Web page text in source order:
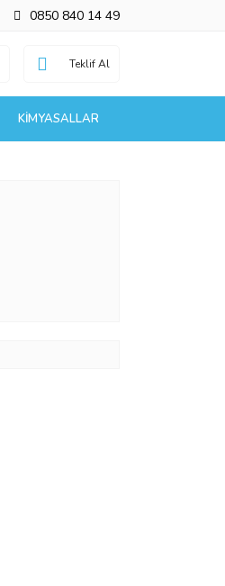
0850 840 14 49
Teklif Al
KIMYASALLAR